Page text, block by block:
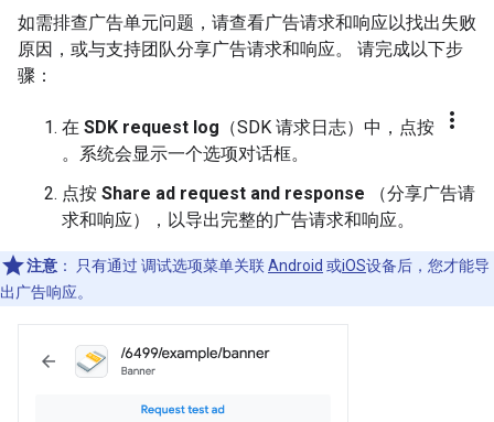
如需排查广告单元问题，请查看广告请求和响应以找出失败
原因，或与支持团队分享广告请求和响应。 请完成以下步
骤：
在 SDK request log （SDK 请求日志）中，点按 more_vert
。系统会显示一个选项对话框。
点按 Share ad request and response （分享广告请
求和响应），以导出完整的广告请求和响应。
注意 ： 只有通过 调试选项菜单关联 Android 或iOS设备后，您才能导
出广告响应。